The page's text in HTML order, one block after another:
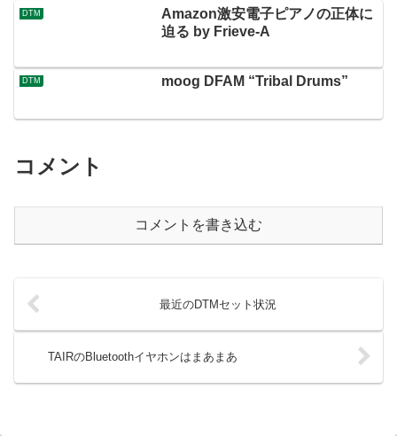
DTM
Amazon激安電子ピアノの正体に
迫る by Frieve-A
DTM moog DFAM “Tribal Drums”
コメント
コメントを書き込む
最近のDTMセット状況
TAIRのBluetoothイヤホンはまあまあ